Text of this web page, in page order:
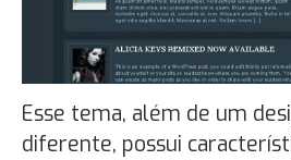
Esse tema, além de um
diferente, possui